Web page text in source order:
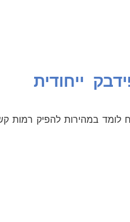
ייחודית
לומד במהירות להפיק רמות